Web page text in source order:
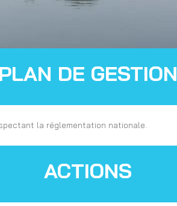
PLAN DE GESTION
la réglementation nationale.
ACTIONS